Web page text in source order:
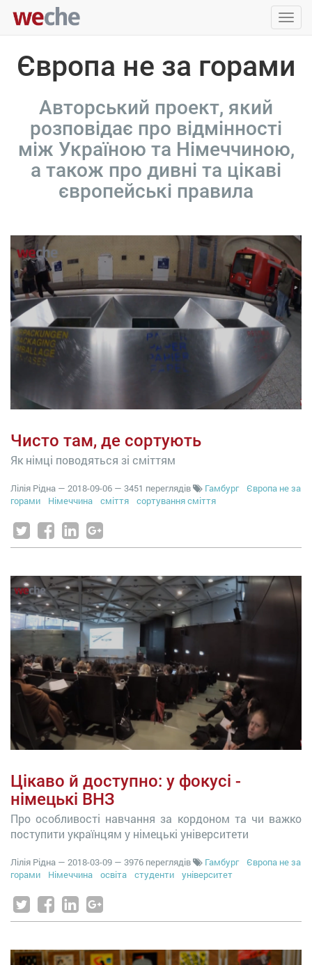
Європа не за горами
Авторський проект, який
розповідає про відмінності
між Україною та Німеччиною,
а також про дивні та цікаві
європейські правила
Чисто там, де сортують
Як німці поводяться зі сміттям
Лілія Рідна — 2018-09-06 — 3451 переглядів Гамбург
Європа не за
горами
Німеччина сміття сортування сміття
Цікаво й доступно: у фокусі -
німецькі ВНЗ
Про особливості навчання за кордоном та чи важко
поступити українцям у німецькі університети
Лілія Рідна — 2018-03-09 — 3976 переглядів Гамбург
Європа не за
горами
Німеччина освіта студенти університет